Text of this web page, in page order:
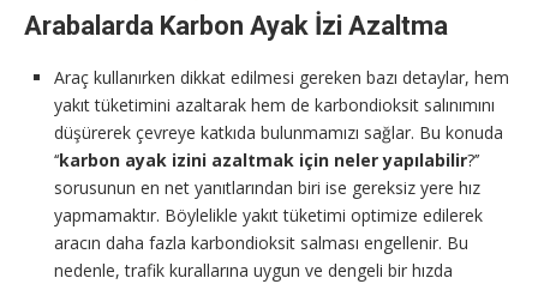
Arabalarda Karbon Ayak İzi Azaltma
Araç kullanırken dikkat edilmesi gereken bazı detaylar, hem
yakıt tüketimini azaltarak hem de karbondioksit salınımını
düşürerek çevreye katkıda bulunmamızı sağlar. Bu konuda
‘‘karbon ayak izini azaltmak için neler yapılabilir?’’
sorusunun en net yanıtlarından biri ise gereksiz yere hız
yapmamaktır. Böylelikle yakıt tüketimi optimize edilerek
aracın daha fazla karbondioksit salması engellenir. Bu
nedenle, trafik kurallarına uygun ve dengeli bir hızda